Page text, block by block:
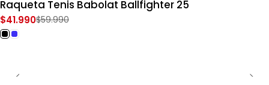
Raqueta Tenis Babolat Ballfighter 25
$41.990$59.990